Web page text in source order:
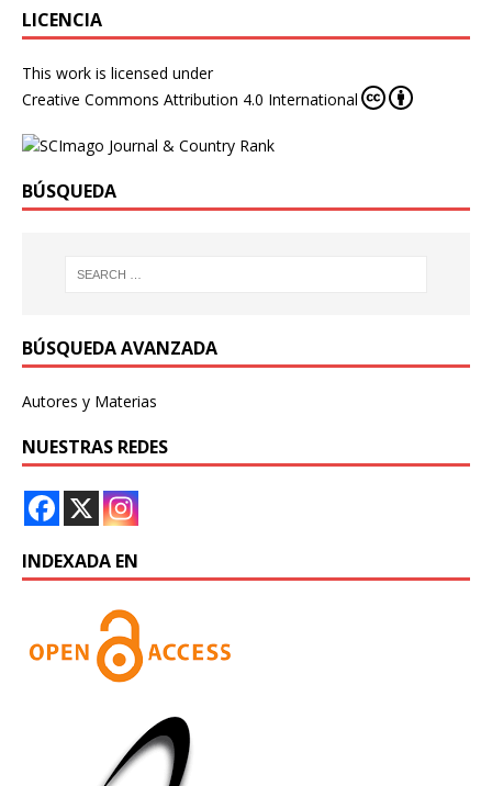
LICENCIA
This work is licensed under
Creative Commons Attribution 4.0 International
BÚSQUEDA
BÚSQUEDA AVANZADA
Autores y Materias
NUESTRAS REDES
INDEXADA EN